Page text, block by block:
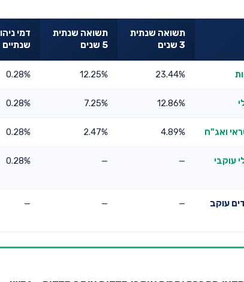
תשואה שנתית
3 שנים
תשואה שנתית
5 שנים
דמי
שנתיים
23.44%
12.25%
0.28%
12.86%
7.25%
0.28%
ואג"ח 4.89%
2.47%
0.28%
עוקבי
—
—
0.28%
עוקב
—
—
—